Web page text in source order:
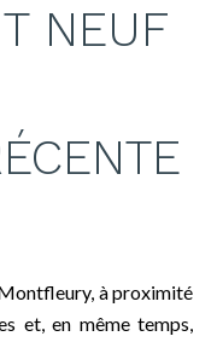
NEUF
à proximité
et, en même temps,